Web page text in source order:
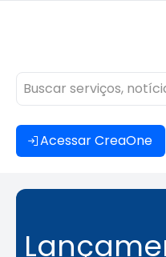
Acessar CreaOne